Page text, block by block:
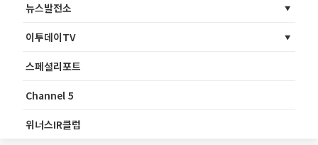
뉴스발전소
이투데이TV
스페셜리포트
Channel 5
위너스IR클럽